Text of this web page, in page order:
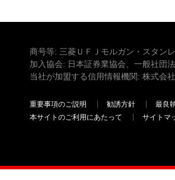
商号等: 三菱ＵＦＪモルガン・スタ
加入協会: 日本証券業協会、一般社団
当社が加盟する信用情報機関: 株式会
重要事項のご説明 勧誘方針 最良
本サイトのご利用にあたって
サイトマ